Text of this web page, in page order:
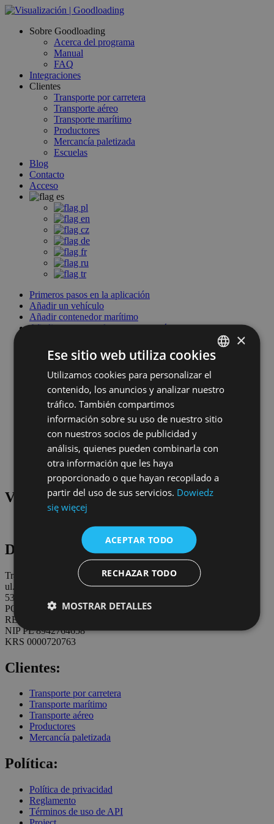
Sobre Goodloading
Acerca del programa
Manual
FAQ
Integraciones
Clientes
Transporte por carretera
Transporte aéreo
Transporte marítimo
Productores
Mercancía paletizada
Escuelas
Blog
Contacto
Acceso
Primeros pasos en la aplicación
Añadir un vehículo
Añadir contenedor marítimo
Añadir un contenedor para carga aérea
Multiparadas
Añadir cargas manualmente
Importación desde archivo
Gestión de cargas y espacios cargados añadidos
Trabajar con visualización
Datos sobre el proyecto creado
Ajustes del algoritmo
Funciones adicionales en el panel superior
Cuenta de usuario
Visualización
Datos:
Trans.eu Group S.A.
ul. Racławicka 2-4
53-146 Wrocław
POLAND
REGON: 932920615
NIP PL 8942764658
KRS 0000720763
Clientes:
Transporte por carretera
Transporte marítimo
Transporte aéreo
Productores
Mercancía paletizada
Política:
Política de privacidad
Reglamento
Términos de uso de API
POLISH
ENGLISH
GERMAN
CZECH
FRENCH
LITHUANIAN
TURKISH
×
Ese sitio web utiliza cookies
Utilizamos cookies para personalizar el
contenido, los anuncios y analizar nuestro
tráfico. También compartimos
información sobre su uso de nuestro sitio
con nuestros socios de publicidad y
análisis, quienes pueden combinarla con
otra información que les haya
proporcionado o que hayan recopilado a
partir del uso de sus servicios. Dowiedz
się więcej
ACEPTAR TODO
RECHAZAR TODO
MOSTRAR DETALLES